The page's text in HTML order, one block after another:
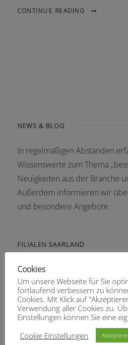
CONTINUE READING
NEWS & BLOG
In regelmäßigen Abständen
Wissenswerte zum Thema
Neuigkeiten aus der Branche
Außerdem informieren wir
und besondere Angebote.
FILIALEN SAARLAND
Hörgeräte Otto Homburg
Hörgeräte Thiel St. Ingbert
Hörgeräte Thiel Dudweiler
Cookies
Um unsere Webseite für Sie
fortlaufend verbessern zu
Cookies. Mit Klick auf
Verwendung aller Cookies zu.
Einstellungen können Sie eine
Cookie Einstellungen